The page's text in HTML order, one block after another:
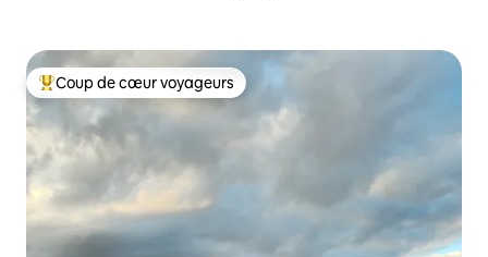
Coups de cœur voyageurs les plus appréciés
Coup de cœur voyageurs